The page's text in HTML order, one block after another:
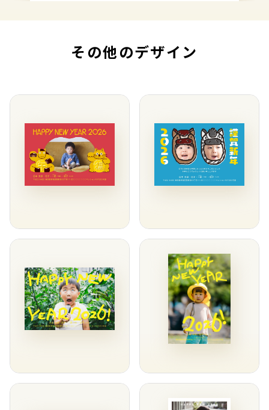
その他のデザイン